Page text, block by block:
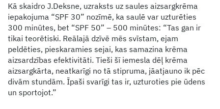
Kā skaidro J.Deksne, uzraksts uz saules aizsargkrēma
iepakojuma “SPF 30” nozīmē, ka saulē var uzturēties
300 minūtes, bet “SPF 50” – 500 minūtes: “Tas gan ir
tikai teorētiski. Reālajā dzīvē mēs svīstam, ejam
peldēties, pieskaramies sejai, kas samazina krēma
aizsardzības efektivitāti. Tieši šī iemesla dēļ krēma
aizsargkārta, neatkarīgi no tā stipruma, jāatjauno ik pēc
divām stundām. Īpaši svarīgi tas ir, uzturoties pie ūdens
un sportojot.”